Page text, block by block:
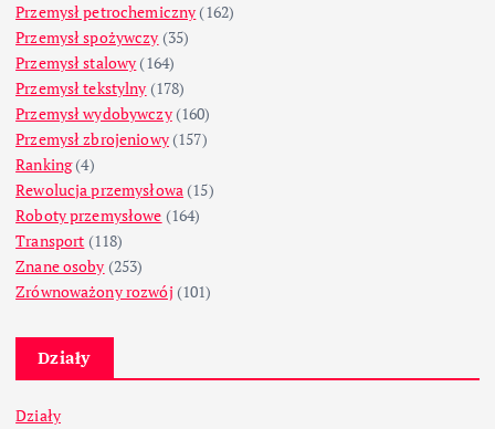
Przemysł petrochemiczny (162)
Przemysł spożywczy (35)
Przemysł stalowy (164)
Przemysł tekstylny (178)
Przemysł wydobywczy(160)
Przemysł zbrojeniowy(157)
Ranking(4)
Rewolucja przemysłowa (15)
Roboty przemysłowe (164)
Transport (118)
Znane osoby (253)
Zrównoważony rozwój (101)
Działy
Działy